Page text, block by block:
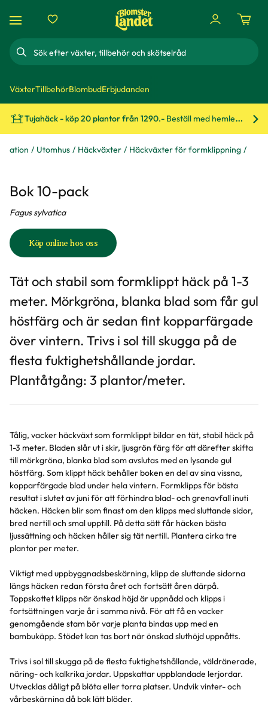
Sök
VäxterTillbehörBlombudErbjudanden
Tujahäck - köp 20 plantor från 1290.- Beställ med hemleverans!
Utomhus Häckväxter Häckväxter för formklippning
Bok 10-pack
Fagus sylvatica
Köp online hos oss
Tät och stabil som formklippt häck på 1-3
meter. Mörkgröna, blanka blad som får gul
höstfärg och är sedan fint kopparfärgade
över vintern. Trivs i sol till skugga på de
flesta fuktighetshållande jordar.
Plantåtgång: 3 plantor/meter.
Tålig, vacker häckväxt som formklippt bildar en tät, stabil häck på
1-3 meter. Bladen slår ut i skir, ljusgrön färg för att därefter skifta
till mörkgröna, blanka blad som avslutas med en lysande gul
höstfärg. Som klippt häck behåller boken en del av sina vissna,
kopparfärgade blad under hela vintern. Formklipps för bästa
resultat i slutet av juni för att förhindra blad- och grenavfall inuti
häcken. Häcken blir som finast om den klipps med sluttande sidor,
bred nertill och smal upptill. På detta sätt får häcken bästa
ljussättning och häcken håller sig tät nertill. Plantera cirka tre
plantor per meter.
Viktigt med uppbyggnadsbeskärning, klipp de sluttande sidorna
längs häcken redan första året och fortsätt åren därpå.
Toppskottet klipps när önskad höjd är uppnådd och klipps i
fortsättningen varje år i samma nivå. För att få en vacker
genomgående stam bör varje planta bindas upp med en
bambukäpp. Stödet kan tas bort när önskad sluthöjd uppnåtts.
Trivs i sol till skugga på de flesta fuktighetshållande, väldränerade,
näring- och kalkrika jordar. Uppskattar uppblandade lerjordar.
Utvecklas dåligt på blöta eller torra platser. Undvik vinter- och
vårbeskärning då bok lätt blöder.